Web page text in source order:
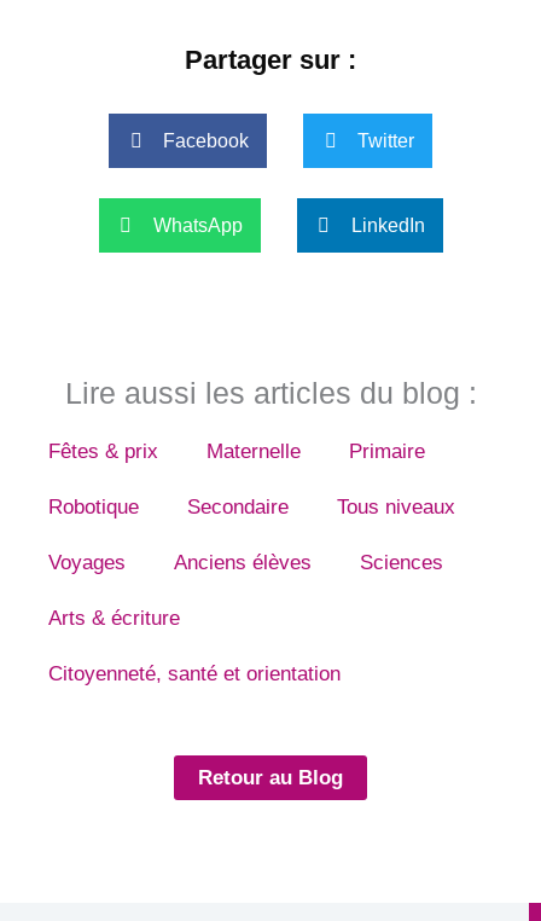
Partager sur :
Facebook Twitter
WhatsApp LinkedIn
Lire aussi les articles du blog :
Fêtes & prix Maternelle Primaire
Robotique Secondaire Tous niveaux
Voyages Anciens élèves Sciences
Arts & écriture
Citoyenneté, santé et orientation
Retour au Blog